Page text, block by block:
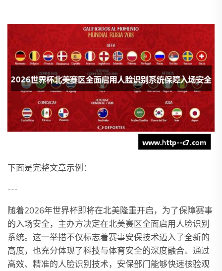
下面是完整文章示例：
---
随着2026年世界杯即将在北美隆重开启，为了保障赛事
的入场安全，主办方决定在北美赛区全面启用人脸识别
系统。这一举措不仅标志着赛事安保技术迈入了全新的
高度，也充分体现了科技与体育安全的深度融合。通过
高效、精准的人脸识别技术，安保部门能够快速核验观